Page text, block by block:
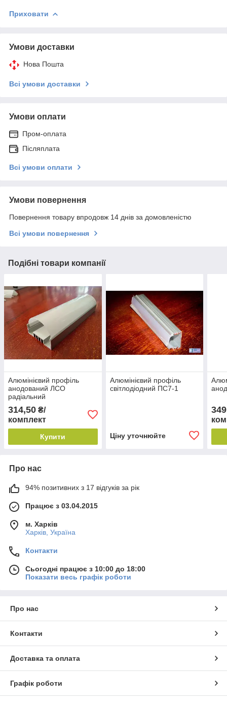
Приховати
Умови доставки
Нова Пошта
Всі умови доставки
Умови оплати
Пром-оплата
Післяплата
Всі умови оплати
Умови повернення
Повернення товару впродовж 14 днів за домовленістю
Всі умови повернення
Подібні товари компанії
Алюмінієвий профіль
анодований ЛСО
радіальний
314,50 ₴/
комплект
Купити
Алюмінієвий профіль
світлодіодний ПС7-1
Ціну уточнюйте
Про нас
94% позитивних з 17 відгуків за рік
Працює з 03.04.2015
м. Харків
Харків, Україна
Контакти
Сьогодні працює з 10:00 до 18:00
Показати весь графік роботи
Про нас
Контакти
Доставка та оплата
Графік роботи